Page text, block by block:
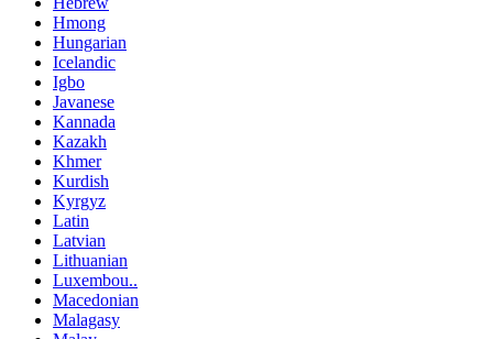
Hmong
Hungarian
Icelandic
Igbo
Javanese
Kannada
Kazakh
Khmer
Kurdish
Kyrgyz
Latin
Latvian
Lithuanian
Luxembou..
Macedonian
Malagasy